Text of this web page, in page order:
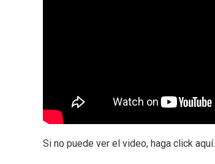
Si no puede ver el video, haga click aquí.